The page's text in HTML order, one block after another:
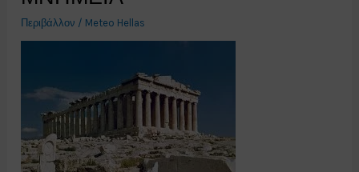
28/6/19
Περιβάλλον / Meteo Hellas